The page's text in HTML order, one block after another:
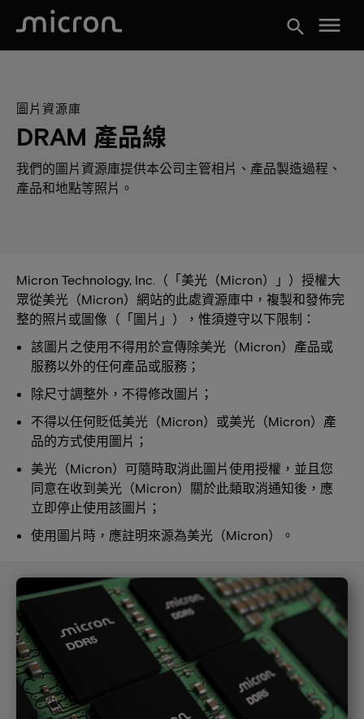
search menu
圖片資源庫
DRAM 產品線
我們的圖片資源庫提供本公司主管相片、產品製造過程、
產品和地點等照片。
Micron Technology, Inc.（「美光（Micron）」）授權大
眾從美光（Micron）網站的此處資源庫中，複製和發佈完
整的照片或圖像（「圖片」），惟須遵守以下限制：
該圖片之使用不得用於宣傳除美光（Micron）產品或
服務以外的任何產品或服務；
除尺寸調整外，不得修改圖片；
不得以任何貶低美光（Micron）或美光（Micron）產
品的方式使用圖片；
美光（Micron）可隨時取消此圖片使用授權，並且您
同意在收到美光（Micron）關於此類取消通知後，應
立即停止使用該圖片；
使用圖片時，應註明來源為美光（Micron）。